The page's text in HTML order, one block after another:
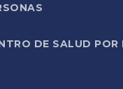
DE SALUD